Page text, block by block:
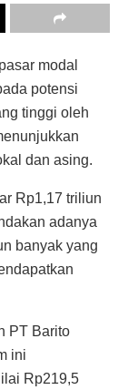
modal
potensi
tinggi oleh
dan asing.
Rp1,17 triliun
adanya
banyak yang
PT Barito
ini
Rp219,5